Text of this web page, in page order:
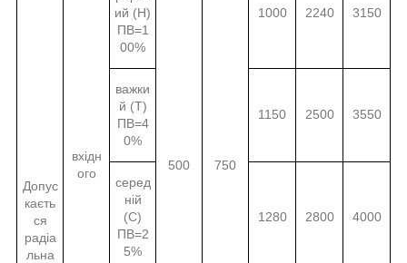
Допус
каєть
ся
радіа
льна
вхідн
ого
ий (Н)
ПВ=1
00%
500 750
1000 2240 3150
важки
й (Т)
ПВ=4
0%
1150 2500 3550
серед
ній
(С)
ПВ=2
5%
1280 2800 4000